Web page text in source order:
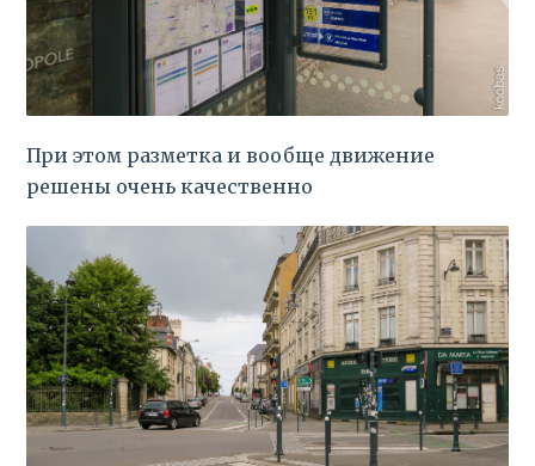
При этом разметка и вообще движение
решены очень качественно